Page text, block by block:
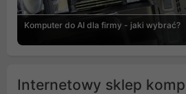
Komputer do AI dla firmy - jaki wybrać?
Internetowy sklep